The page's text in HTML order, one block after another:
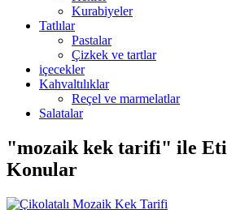
Kurabiyeler
Tatlılar
Pastalar
Çizkek ve tartlar
içecekler
Kahvaltılıklar
Reçel ve marmelatlar
Salatalar
"mozaik kek tarifi" ile
Konular